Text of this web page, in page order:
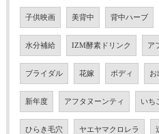
子供映画 美背中 背中ハーブ
水分補給 IZM酵素ドリンク ア
ブライダル 花嫁 ボディ お
新年度 アフタヌーンティ いち
ひらき毛穴 ヤエヤマクロレラ